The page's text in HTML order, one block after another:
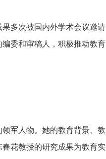
多次被国内外学术会议邀请
委和审稿人，积极推动教育
军人物。她的教育背景、教
花教授的研究成果为教育实